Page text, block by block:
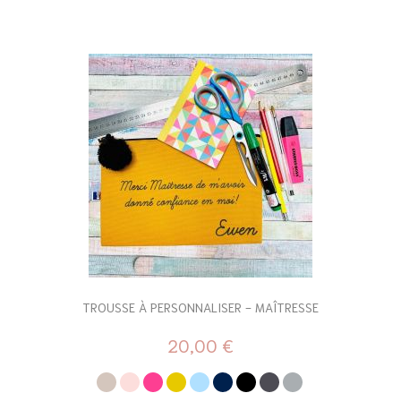
TROUSSE À PERSONNALISER - MAÎTRESSE
20,00 €